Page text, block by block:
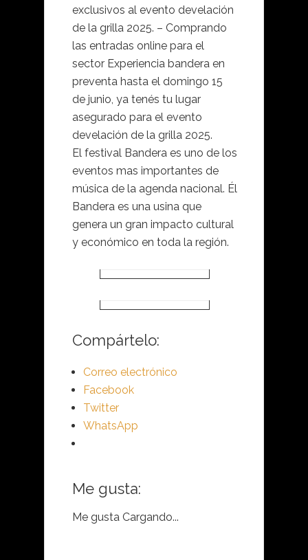
exclusivos al evento develación
de la grilla 2025. – Comprando
las entradas online para el
sector Experiencia bandera en
preventa hasta el domingo 15
de junio, ya tenés tu lugar
asegurado para el evento
develación de la grilla 2025.
El festival Bandera es uno de los
eventos mas importantes de
música de la agenda nacional. Él
Bandera es una usina que
genera un gran impacto cultural
y económico en toda la región.
Compártelo:
Correo electrónico
Facebook
Twitter
WhatsApp
Me gusta:
Me gusta Cargando...